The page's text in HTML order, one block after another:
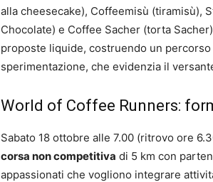
alla cheesecake), Coffeemisù (tiramisù),
Chocolate) e Coffee Sacher (torta
proposte liquide, costruendo un
sperimentazione, che evidenzia il
World of Coffee Runners:
Sabato 18 ottobre alle 7.00 (ritrovo ore
corsa non competitiva di 5 km con
appassionati che vogliono integrare